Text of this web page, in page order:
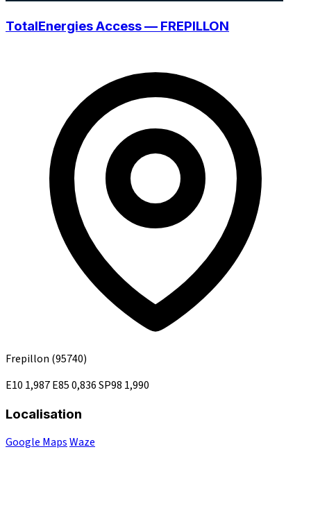
TotalEnergies Access — FREPILLON
Frepillon (95740)
E10 1,987E850,836SP98 1,990
Localisation
Google MapsWaze